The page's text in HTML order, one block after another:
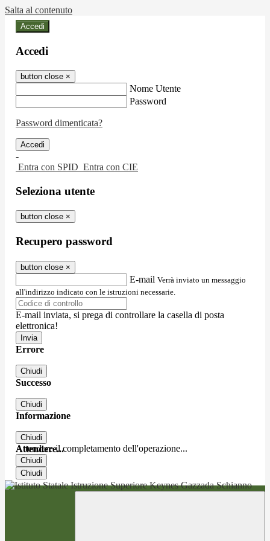
Salta al contenuto
Accedi
Accedi
button close ×
Nome Utente
Password
Password dimenticata?
-
Entra con SPID Entra con CIE
Seleziona utente
button close ×
Recupero password
button close ×
E-mail Verrà inviato un messaggio
all'indirizzo indicato con le istruzioni necessarie.
E-mail inviata, si prega di controllare la casella di posta
elettronica!
Errore
Chiudi
Successo
Chiudi
Informazione
Chiudi
Attendere...
Attendere il completamento dell'operazione...
Chiudi
Chiudi